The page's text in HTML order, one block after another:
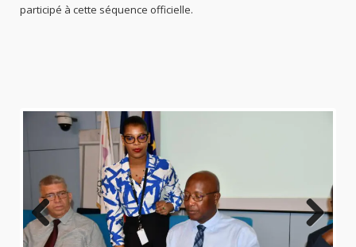
participé à cette séquence officielle.
Previo
Next